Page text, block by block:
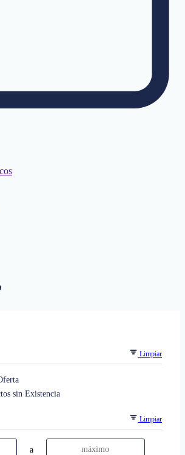
Limpiar
sin Existencia
Limpiar
a